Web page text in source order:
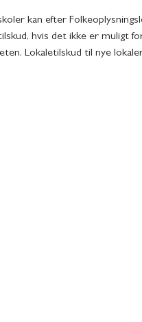
kan efter
hvis det ikke er muligt
Lokaletilskud til nye